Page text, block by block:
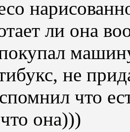
ли она
не
что
она)))